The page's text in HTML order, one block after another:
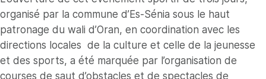
organisé par la commune d’Es-Sénia sous le haut
patronage du wali d’Oran, en coordination avec les
directions locales de la culture et celle de la jeunesse
et des sports, a été marquée par l’organisation de
courses de saut d’obstacles et de spectacles de